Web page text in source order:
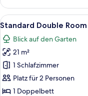
Room
with
Bunkbed
Alle
Fotos
für
Standard
Double
Room
anzeigen
8
Standard Double Room
Blick auf den Garten
21 m²
1 Schlafzimmer
Platz für 2 Personen
1 Doppelbett